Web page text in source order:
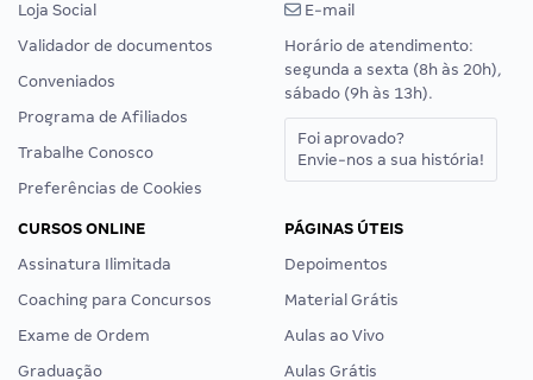
Loja Social
Validador de documentos
Conveniados
Programa de Afiliados
Trabalhe Conosco
Preferências de Cookies
E-mail
Horário de atendimento:
segunda a sexta (8h às 20h),
sábado (9h às 13h).
Foi aprovado?
Envie-nos a sua história!
CURSOS ONLINE
Assinatura Ilimitada
Coaching para Concursos
Exame de Ordem
Graduação
PÁGINAS ÚTEIS
Depoimentos
Material Grátis
Aulas ao Vivo
Aulas Grátis